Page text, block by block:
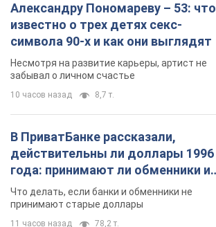
Александру Пономареву – 53: что
известно о трех детях секс-
символа 90-х и как они выглядят
Несмотря на развитие карьеры, артист не
забывал о личном счастье
10 часов назад 8,7 т.
В ПриватБанке рассказали,
действительны ли доллары 1996
года: принимают ли обменники и
банки такие купюры
Что делать, если банки и обменники не
принимают старые доллары
11 часов назад 78,2 т.